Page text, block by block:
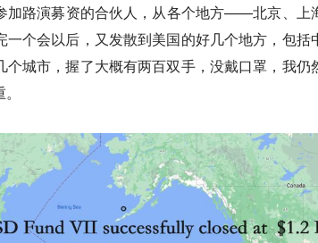
加路演募资的合伙人，从各个地方——北京、
个会以后，又发散到美国的好几个地方，包括
城市，握了大概有两百双手，没戴口罩，我仍